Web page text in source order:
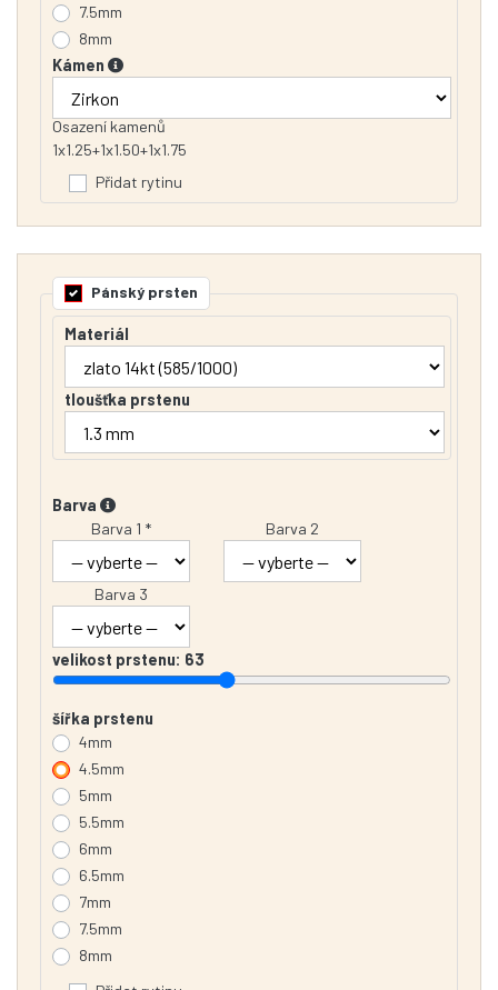
7.5mm
8mm
Kámen
Osazení kamenů
1x1.25+1x1.50+1x1.75
Přidat rytinu
Pánský prsten
Materiál
tloušťka prstenu
Barva
Barva 1 *
Barva 2
Barva 3
velikost prstenu: 63
šířka prstenu
4mm
4.5mm
5mm
5.5mm
6mm
6.5mm
7mm
7.5mm
8mm